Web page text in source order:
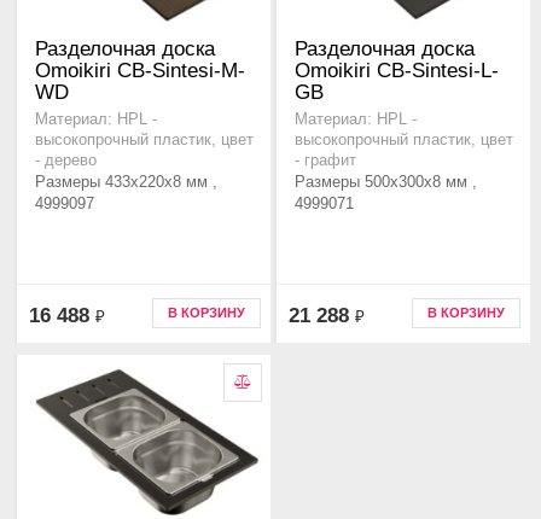
Разделочная доска
Omoikiri CB-Sintesi-M-
WD
Материал: HPL -
высокопрочный пластик, цвет
- дерево
Размеры 433x220x8 мм ,
4999097
16 488 ₽ В КОРЗИНУ
Разделочная доска
Omoikiri CB-Sintesi-L-
GB
Материал: HPL -
высокопрочный пластик, цвет
- графит
Размеры 500x300x8 мм ,
4999071
21 288 ₽ В КОРЗИНУ